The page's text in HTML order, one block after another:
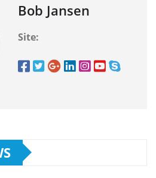
Bob Jansen
Site: